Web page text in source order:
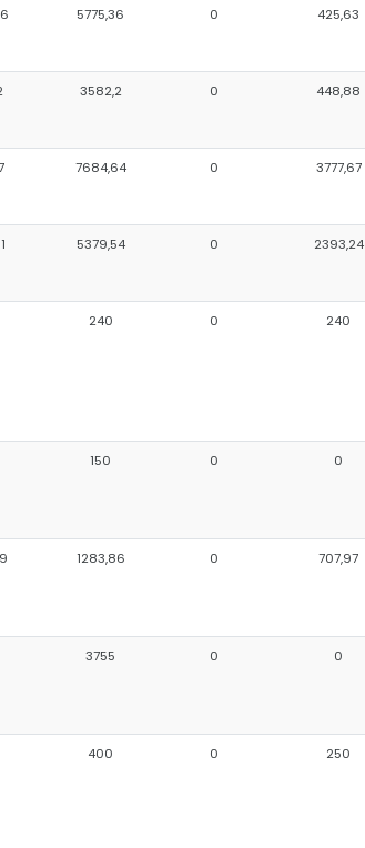
5775,36 0 425,63
3582,2 0 448,88
7684,64 0 3777,67
5379,54 0 2393,24
240 0 240
150 0 0
1283,86 0 707,97
3755 0 0
400 0 250